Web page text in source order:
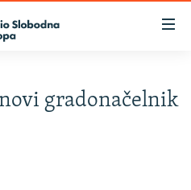
gradonačelnik